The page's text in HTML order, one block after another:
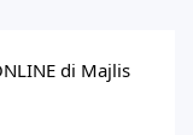
di Majlis